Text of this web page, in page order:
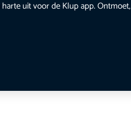
uit voor de Klup app. Ontmoet,